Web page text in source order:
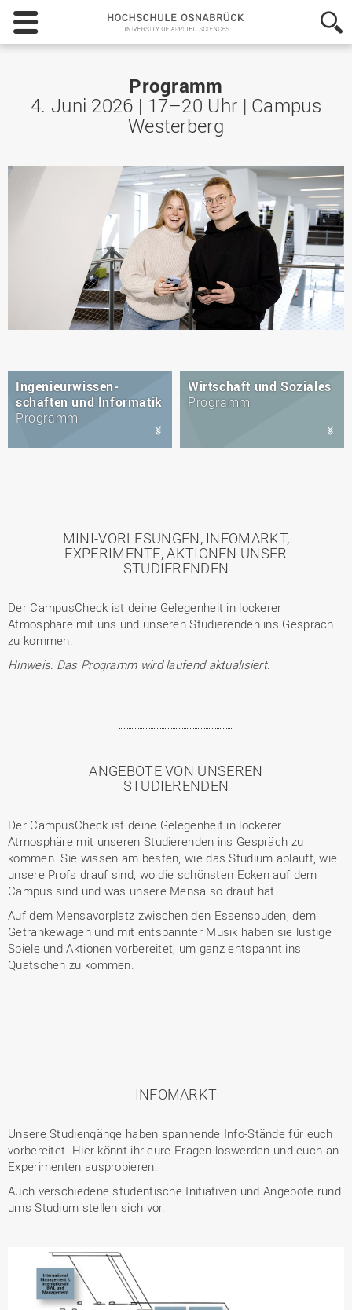
Hochschule
Osnabrück
-
Sciences
Programm
4. Juni 2026 | 17–20 Uhr | Campus
Westerberg
Ingenieurwissen­
schaften und Informatik
Programm
Wirtschaft und Soziales
Programm
MINI-VORLESUNGEN, INFOMARKT,
EXPERIMENTE, AKTIONEN UNSER
STUDIERENDEN
Der CampusCheck ist deine Gelegenheit in lockerer
Atmosphäre mit uns und unseren Studierenden ins Gespräch
zu kommen.
Hinweis: Das Programm wird laufend aktualisiert.
ANGEBOTE VON UNSEREN
STUDIERENDEN
Der CampusCheck ist deine Gelegenheit in lockerer
Atmosphäre mit unseren Studierenden ins Gespräch zu
kommen. Sie wissen am besten, wie das Studium abläuft, wie
unsere Profs drauf sind, wo die schönsten Ecken auf dem
Campus sind und was unsere Mensa so drauf hat.
Auf dem Mensavorplatz zwischen den Essensbuden, dem
Getränkewagen und mit entspannter Musik haben sie lustige
Spiele und Aktionen vorbereitet, um ganz entspannt ins
Quatschen zu kommen.
INFOMARKT
Unsere Studiengänge haben spannende Info-Stände für euch
vorbereitet. Hier könnt ihr eure Fragen loswerden und euch an
Experimenten ausprobieren.
Auch verschiedene studentische Initiativen und Angebote rund
ums Studium stellen sich vor.